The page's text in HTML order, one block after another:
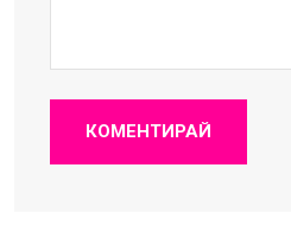
КОМЕНТИРАЙ